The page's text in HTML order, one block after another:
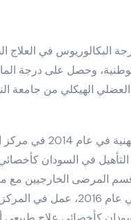
البكالوريوس في العلاج
وحصل على درجة
العضلي الهيكلي من جامعة
بدأ ممارسته المهنية
التأهيل في السودان
المرضى الخارجيين مع
من الحالات. وفي عام 2016،